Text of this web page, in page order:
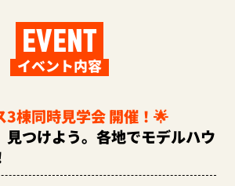
EVENT
イベント内容
3棟同時見学会 開催！🌟
見つけよう。各地でモデルハウ